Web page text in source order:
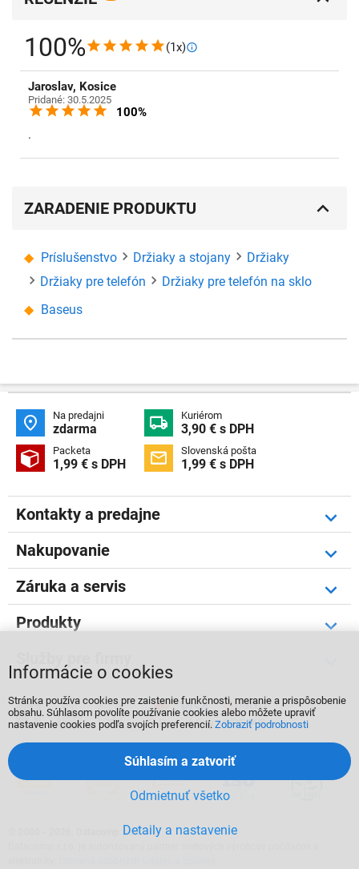
100% (1x)
Jaroslav, Kosice
Pridané: 30.5.2025
100%
.
ZARADENIE PRODUKTU
Príslušenstvo Držiaky a stojany
Držiaky
Držiaky pre telefón
Držiaky pre telefón na sklo
Baseus
 Na predajni
zdarma  Kuriérom
3,90 € s DPH
 Packeta
1,99 € s DPH  Slovenská pošta
1,99 € s DPH
Kontakty a predajne
Nakupovanie
Záruka a servis
Produkty
  
2000 - 2026, Datacomp s.r.o.
Informácie o cookies
Stránka používa cookies pre zaistenie funkčnosti, meranie a prispôsobenie
obsahu. Súhlasom povolíte používanie cookies alebo môžete upraviť
nastavenie cookies podľa svojích preferencií. Zobraziť podrobnosti
Detaily a nastavenie
Odmietnuť všetko
Súhlasím a zatvoriť